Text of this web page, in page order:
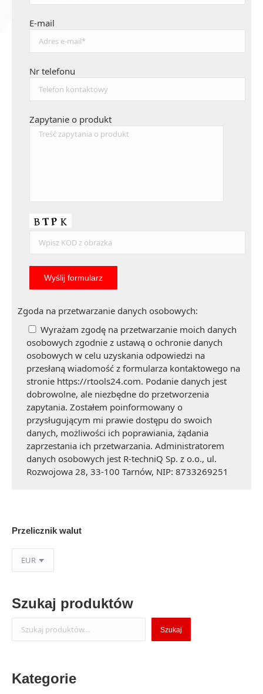
E-mail
Nr telefonu
Zapytanie o produkt
Zgoda na przetwarzanie danych osobowych:
Wyrażam zgodę na przetwarzanie moich danych
osobowych zgodnie z ustawą o ochronie danych
osobowych w celu uzyskania odpowiedzi na
przesłaną wiadomość z formularza kontaktowego na
stronie https://rtools24.com. Podanie danych jest
dobrowolne, ale niezbędne do przetworzenia
zapytania. Zostałem poinformowany o
przysługującym mi prawie dostępu do swoich
danych, możliwości ich poprawiania, żądania
zaprzestania ich przetwarzania. Administratorem
danych osobowych jest R-techniQ Sp. z o.o., ul.
Rozwojowa 28, 33-100 Tarnów, NIP: 8733269251
Przelicznik walut
Szukaj produktów
Szukaj
Kategorie